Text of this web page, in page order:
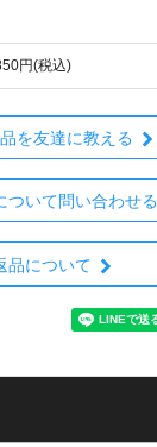
円(税込)
を友達に教える
ついて問い合わせる
品について